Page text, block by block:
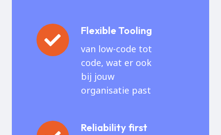
Flexible Tooling
van low-code tot
code, wat er ook
bij jouw
organisatie past
Flexible
Tooling
Reliability first
Reliability